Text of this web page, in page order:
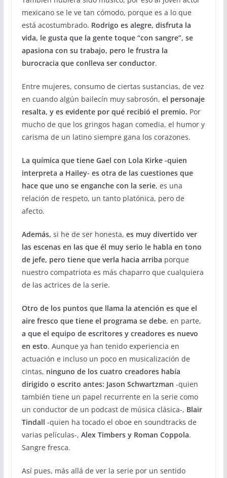
mexicano se le ve tan cómodo, porque es a lo que
está acostumbrado. Rodrigo es alegre, disfruta la
vida, le gusta que la gente toque “con sangre”, se
apasiona con su trabajo, pero le frustra la
burocracia que conlleva ser conductor.
Entre mujeres, consumo de ciertas sustancias, de vez
en cuando algún bailecín muy sabrosón, el personaje
resalta, y es evidente por qué recibió el premio. Por
mucho de que los gringos hagan comedia, el humor y
carisma de un latino siempre gana los corazones.
La química que tiene Gael con Lola Kirke -quien
interpreta a Hailey- es otra de las cuestiones que
hace que uno se enganche con la serie, es una
relación de respeto, un tanto platónica, pero de
afecto.
Además, si he de ser honesta, es muy divertido ver
las escenas en las que él muy serio le habla en tono
de jefe, pero tiene que verla hacia arriba porque
nuestro compatriota es más chaparro que cualquiera
de las actrices de la serie.
Otro de los puntos que llama la atención es que el
aire fresco que tiene el programa se debe, en parte,
a que el equipo de escritores y creadores es nuevo
en esto. Aunque ya han tenido experiencia en
actuación e incluso un poco en musicalización de
cintas, ninguno de los cuatro creadores había
dirigido o escrito antes: Jason Schwartzman -quien
también tiene un papel recurrente en la serie como
un conductor de un podcast de música clásica-, Blair
Tindall -quien ha tocado el oboe en soundtracks de
varias películas-, Alex Timbers y Roman Coppola.
Sangre fresca.
Así pues, más allá de ver la serie por un sentido